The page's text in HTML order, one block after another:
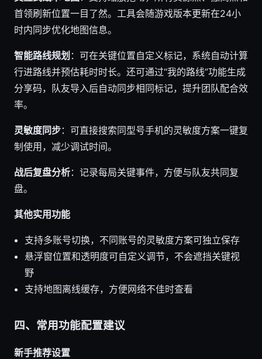
首领刷新位置一目了然。工具会随游戏版本更新在24小
时内同步优化地图信息。
智能路线规划 ：可在关键位置自定义标记，系统自动计算
行进路线并预估耗时时长。还可通过“我的路线”功能生成
分享码，队友导入后自动同步相同标记，提升团队配合效
率。
灵敏度同步：可直接搜索同型号手机的灵敏度方案一键复
制使用，减少调试时间。
战后复盘分析：记录每局关键事件，方便与队友共同复
盘。
其他实用功能
支持多账号切换，不同账号的灵敏度方案可独立保存
悬浮窗位置和透明度可自定义调节，不会遮挡关键视
野
支持地图离线缓存，方便网络不佳时查看
四、常用功能配置建议
新手推荐设置